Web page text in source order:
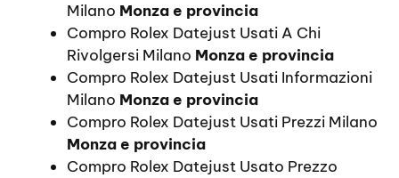
Milano Monza e provincia
Compro Rolex Datejust Usati A Chi
Rivolgersi Milano Monza e provincia
Compro Rolex Datejust Usati Informazioni
Milano Monza e provincia
Compro Rolex Datejust Usati Prezzi Milano
Monza e provincia
Compro Rolex Datejust Usato Prezzo